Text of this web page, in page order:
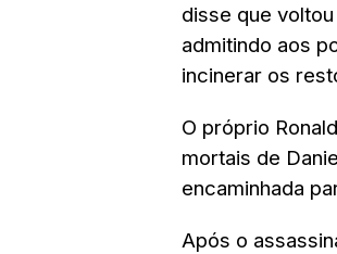
disse que
admitindo aos
incinerar os
O próprio
mortais de
encaminhada
Após o